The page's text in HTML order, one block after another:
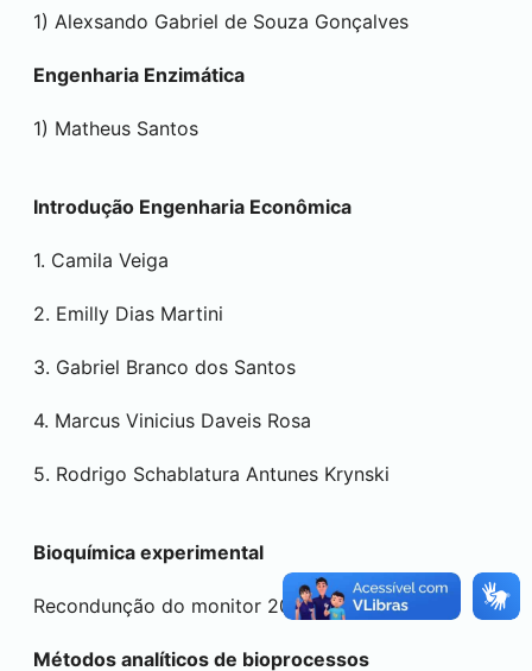
1) Alexsando Gabriel de Souza Gonçalves
Engenharia Enzimática
1) Matheus Santos
Introdução Engenharia Econômica
1. Camila Veiga
2. Emilly Dias Martini
3. Gabriel Branco dos Santos
4. Marcus Vinicius Daveis Rosa
5. Rodrigo Schablatura Antunes Krynski
Bioquímica experimental
Recondunção do monitor 2023-2
Métodos analíticos de bioprocessos